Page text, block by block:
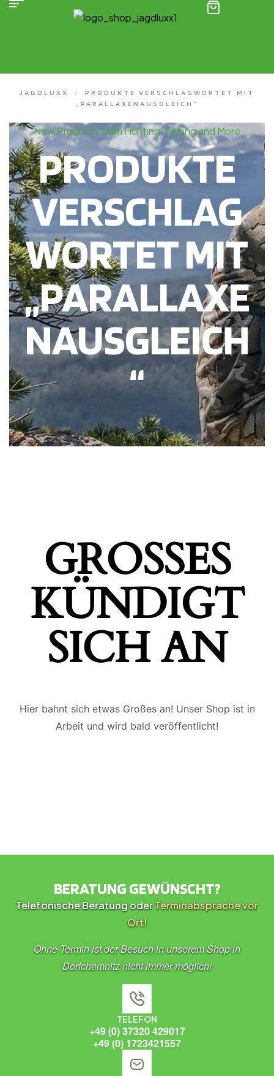
JAGDLUXX /
PRODUKTE VERSCHLAGWORTET MIT
„PARALLAXENAUSGLEICH“
New Products from Hunting, Fishing and More
PRODUKTE
VERSCHLAG
WORTET MIT
„PARALLAXE
NAUSGLEICH
“
GROSSES K
ÜNDIGT S
ICH AN
Hier bahnt sich etwas Großes an! Unser Shop ist in
Arbeit und wird bald veröffentlicht!
BERATUNG GEWÜNSCHT?
Telefonische Beratung oderTerminabsprache vor
Ort!
Ohne Termin ist der Besuch in unserem Shop in
Dorfchemnitz nicht immer möglich!
TELEFON
+49 (0) 37320 429017
+49 (0) 1723421557